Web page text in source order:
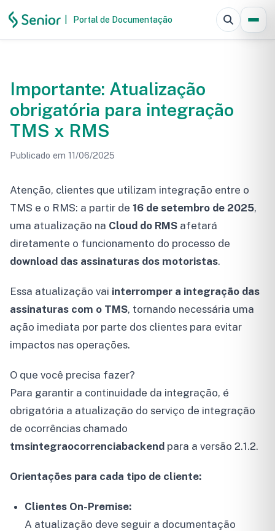
Portal de Documentação
Importante: Atualização
obrigatória para integração
TMS x RMS
Publicado em 11/06/2025
Atenção, clientes que utilizam integração entre o
TMS e o RMS: a partir de 16 de setembro de 2025,
uma atualização na Cloud do RMS afetará
diretamente o funcionamento do processo de
download das assinaturas dos motoristas.
Essa atualização vai interromper a integração das
assinaturas com o TMS, tornando necessária uma
ação imediata por parte dos clientes para evitar
impactos nas operações.
O que você precisa fazer?
Para garantir a continuidade da integração, é
obrigatória a atualização do serviço de integração
de ocorrências chamado
tmsintegraocorrenciabackend para a versão 2.1.2.
Orientações para cada tipo de cliente:
Clientes On-Premise:
A atualização deve seguir a documentação